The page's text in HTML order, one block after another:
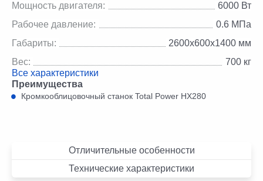
Мощность двигателя:
6000 Вт
Рабочее давление:
0.6 МПа
Габариты:
2600х600х1400 мм
Вес:
700 кг
Все характеристики
Преимущества
Кромкооблицовочный станок Total Power HX280
Отличительные особенности
Технические характеристики